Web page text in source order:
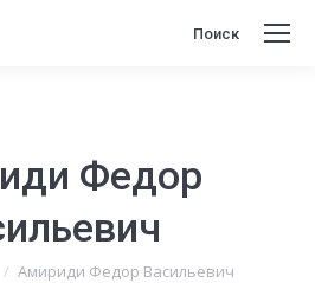
Поиск:
Поиск
Федор
Амириди Федор Васильевич